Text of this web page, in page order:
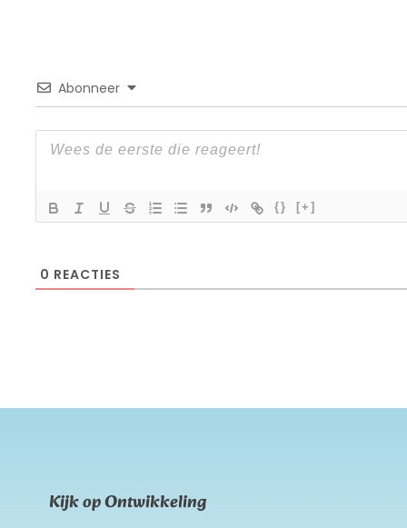
Abonneer
{} [+]
0 REACTIES
Kijk op Ontwikkeling